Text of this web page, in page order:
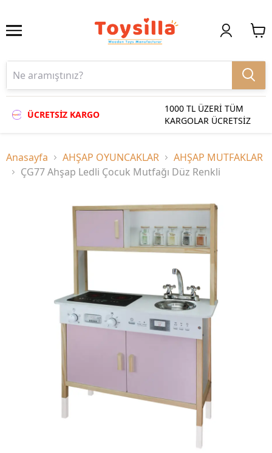
ÜCRETSİZ KARGO
1000 TL ÜZERİ TÜM
KARGOLAR ÜCRETSİZ
Anasayfa AHŞAP OYUNCAKLAR
AHŞAP MUTFAKLAR
ÇG77 Ahşap Ledli Çocuk Mutfağı Düz Renkli